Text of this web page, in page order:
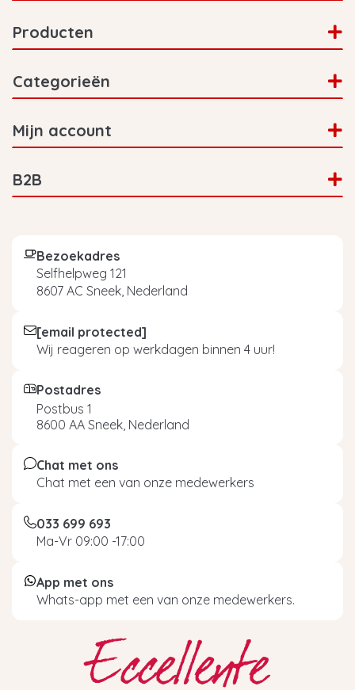
Producten
Categorieën
Mijn account
B2B
Bezoekadres
Selfhelpweg 121
8607 AC Sneek, Nederland
[email protected]
Wij reageren op werkdagen binnen 4 uur!
Postadres
Postbus 1
8600 AA Sneek, Nederland
Chat met ons
Chat met een van onze medewerkers
033 699 693
Ma-Vr 09:00 -17:00
App met ons
Whats-app met een van onze medewerkers.